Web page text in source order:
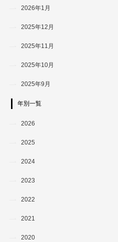
2026年1月
2025年12月
2025年11月
2025年10月
2025年9月
年別一覧
2026
2025
2024
2023
2022
2021
2020